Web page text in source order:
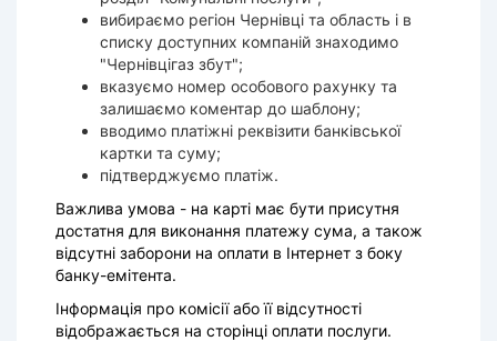
вибираємо регіон Чернівці та область і в
списку доступних компаній знаходимо
"Чернівцігаз збут";
вказуємо номер особового рахунку та
залишаємо коментар до шаблону;
вводимо платіжні реквізити банківської
картки та суму;
підтверджуємо платіж.
Важлива умова - на карті має бути присутня
достатня для виконання платежу сума, а також
відсутні заборони на оплати в Інтернет з боку
банку-емітента.
Інформація про комісії або її відсутності
відображається на сторінці оплати послуги.